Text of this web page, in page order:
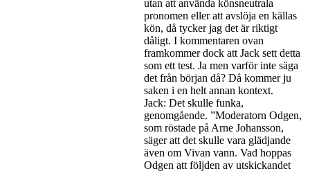
utan att använda könsneutrala
pronomen eller att avslöja en källas
kön, då tycker jag det är riktigt
dåligt. I kommentaren ovan
framkommer dock att Jack sett detta
som ett test. Ja men varför inte säga
det från början då? Då kommer ju
saken i en helt annan kontext.
Jack: Det skulle funka,
genomgående. ”Moderatorn Odgen,
som röstade på Arne Johansson,
säger att det skulle vara glädjande
även om Vivan vann. Vad hoppas
Odgen att följden av utskickandet